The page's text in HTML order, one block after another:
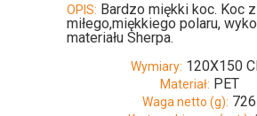
OPIS: Bardzo miękki koc. Koc z
miłego,miękkiego polaru,
materiału Sherpa.
Wymiary: 120X150
Materiał: PET
Waga netto (g): 726